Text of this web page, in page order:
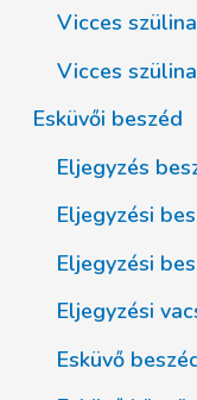
Vicces
Vicces
Esküvői beszéd
Eljegyzés
Eljegyzési
Eljegyzési
Eljegyzési
Esküvő